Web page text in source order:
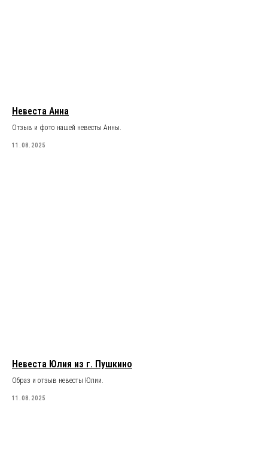
Невеста Анна
Отзыв и фото нашей невесты Анны.
11.08.2025
Невеста Юлия из г. Пушкино
Образ и отзыв невесты Юлии.
11.08.2025